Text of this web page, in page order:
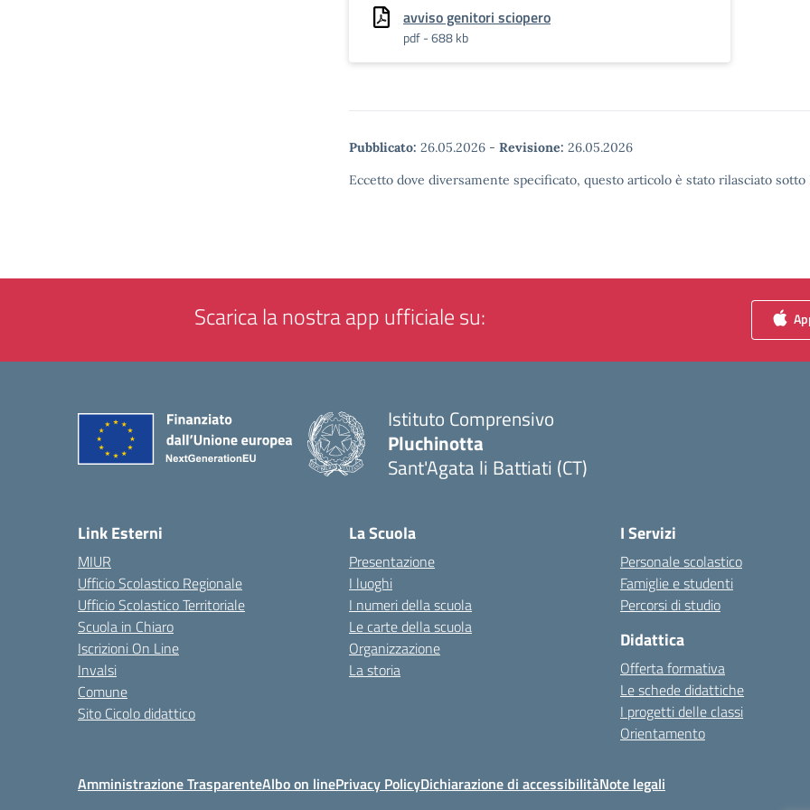
avviso genitori sciopero
pdf - 688 kb
Pubblicato: 26.05.2026 - Revisione: 26.05.2026
Eccetto dove diversamente specificato, questo articolo è stato rilasciato
Scarica la nostra app ufficiale su:
Istituto Comprensivo
Pluchinotta
Sant'Agata li Battiati (CT)
Link Esterni
MIUR
Ufficio Scolastico Regionale
Ufficio Scolastico Territoriale
Scuola in Chiaro
Iscrizioni On Line
Invalsi
Comune
Sito Cicolo didattico
La Scuola
Presentazione
I luoghi
I numeri della scuola
Le carte della scuola
Organizzazione
La storia
I Servizi
Personale scolastico
Famiglie e studenti
Percorsi di studio
Didattica
Offerta formativa
Le schede didattiche
I progetti delle classi
Orientamento
Amministrazione TrasparenteAlbo on linePrivacy PolicyDichiarazione di accessibilitàNote legali